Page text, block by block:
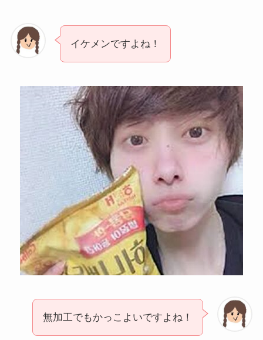
イケメンですよね！
無加工でもかっこよいですよね！